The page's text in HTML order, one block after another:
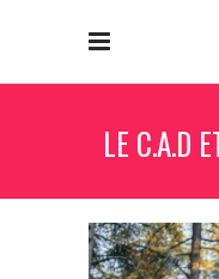
LE C.A.D